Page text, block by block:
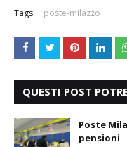
Tags: poste-milazzo
QUESTI POST
Poste
pensioni